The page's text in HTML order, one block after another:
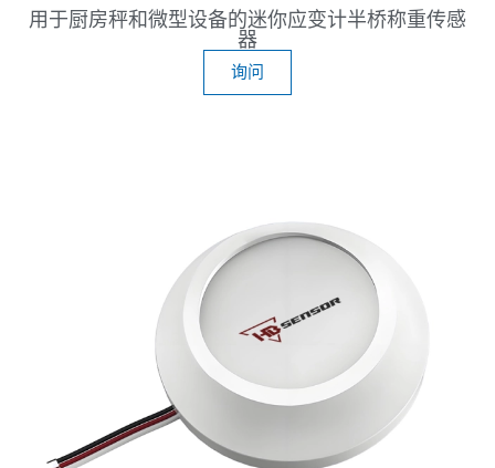
用于厨房秤和微型设备的迷你应变计半桥称重传感
器
询问